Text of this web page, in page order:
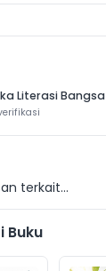
Literasi Bangsa
terkait...
Buku